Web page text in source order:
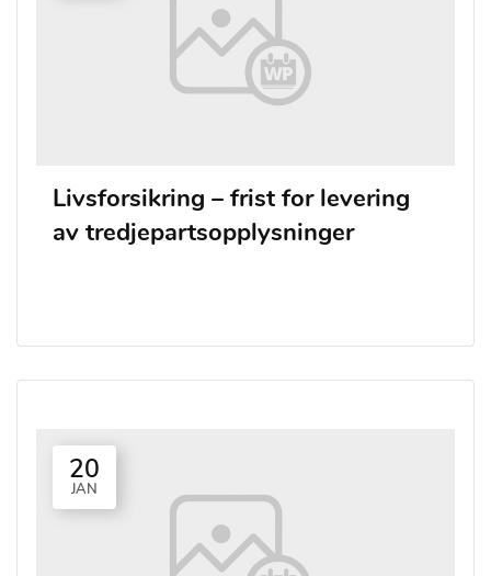
Livsforsikring – frist for levering
av tredjepartsopplysninger
20
JAN